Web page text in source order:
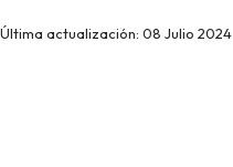
Última actualización: 08 Julio 2024